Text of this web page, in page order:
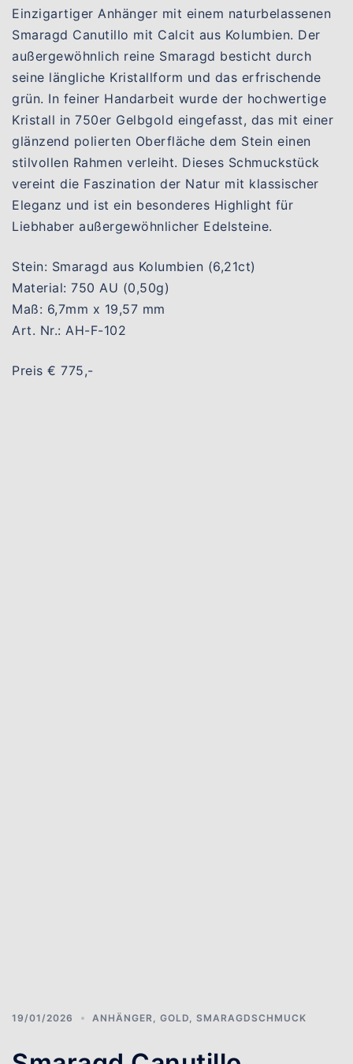
Einzigartiger Anhänger mit einem naturbelassenen
Smaragd Canutillo mit Calcit aus Kolumbien. Der
außergewöhnlich reine Smaragd besticht durch
seine längliche Kristallform und das erfrischende
grün. In feiner Handarbeit wurde der hochwertige
Kristall in 750er Gelbgold eingefasst, das mit einer
glänzend polierten Oberfläche dem Stein einen
stilvollen Rahmen verleiht. Dieses Schmuckstück
vereint die Faszination der Natur mit klassischer
Eleganz und ist ein besonderes Highlight für
Liebhaber außergewöhnlicher Edelsteine.
Stein: Smaragd aus Kolumbien (6,21ct)
Material: 750 AU (0,50g)
Maß: 6,7mm x 19,57 mm
Art. Nr.: AH-F-102
Preis € 775,-
19/01/2026 ANHÄNGER GOLD SMARAGDSCHMUCK